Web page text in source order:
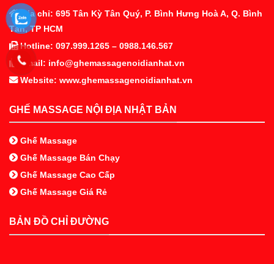
Địa chỉ: 695 Tân Kỳ Tân Quý, P. Bình Hưng Hoà A, Q. Bình
Tân, TP HCM
Hotline: 097.999.1265 – 0988.146.567
Email: info@ghemassagenoidianhat.vn
Website: www.ghemassagenoidianhat.vn
GHẾ MASSAGE NỘI ĐỊA NHẬT BẢN
Ghế Massage
Ghế Massage Bán Chạy
Ghế Massage Cao Cấp
Ghế Massage Giá Rẻ
BẢN ĐỒ CHỈ ĐƯỜNG